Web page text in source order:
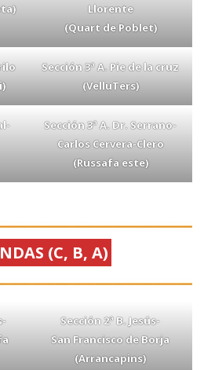
Llorente
(Quart de Poblet)
Sección 3ª A. Pie de la cruz
(VelluTers)
Sección 3ª A. Dr. Serrano-
Carlos Cervera-Clero
(Russafa este)
(C, B, A)
Sección 2ª B. Jesús-
San Francisco de Borja
(Arrancapins)